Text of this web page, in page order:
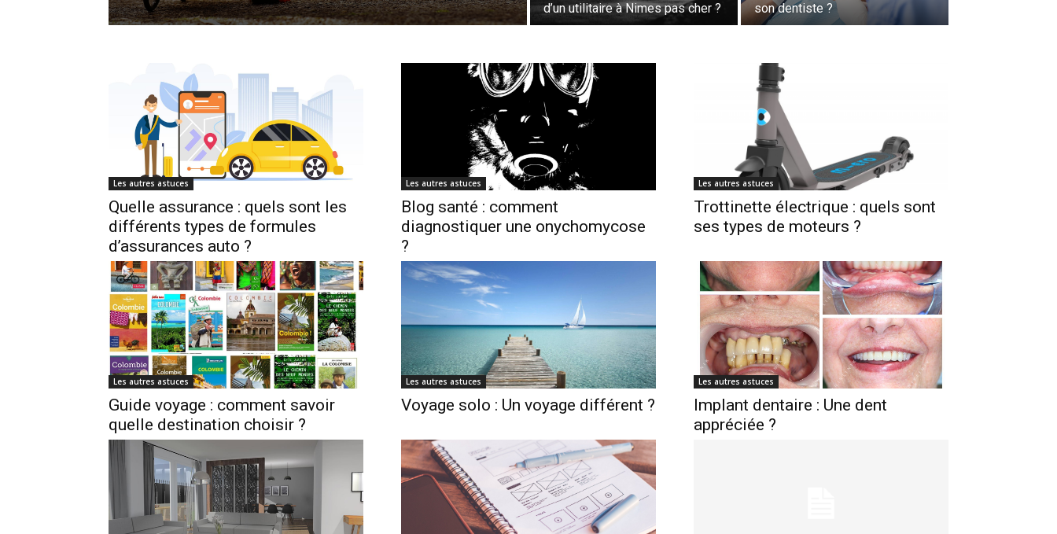
d’un utilitaire à Nimes pas cher ?
son dentiste ?
Les autres astuces
Quelle assurance : quels sont les
différents types de formules
d’assurances auto ?
Les autres astuces
Blog santé : comment
diagnostiquer une onychomycose
?
Les autres astuces
Trottinette électrique : quels sont
ses types de moteurs ?
Les autres astuces
Guide voyage : comment savoir
quelle destination choisir ?
Les autres astuces
Voyage solo : Un voyage différent ?
Les autres astuces
Implant dentaire : Une dent
appréciée ?